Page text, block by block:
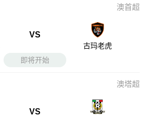
澳首超
VS
古玛老虎
即将开始
澳塔超
VS